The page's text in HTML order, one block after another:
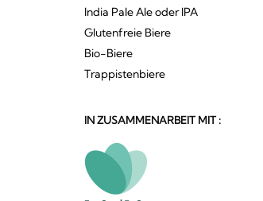
India Pale Ale oder IPA
Glutenfreie Biere
Bio-Biere
Trappistenbiere
IN ZUSAMMENARBEIT MIT :